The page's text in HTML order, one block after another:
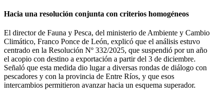
Hacia una resolución conjunta con criterios homogéneos
El director de Fauna y Pesca, del ministerio de Ambiente y Cambio
Climático, Franco Ponce de León, explicó que el análisis estuvo
centrado en la Resolución Nº 332/2025, que suspendió por un año
el acopio con destino a exportación a partir del 3 de diciembre.
Señaló que esta medida dio lugar a diversas rondas de diálogo con
pescadores y con la provincia de Entre Ríos, y que esos
intercambios permitieron avanzar hacia un esquema superador.